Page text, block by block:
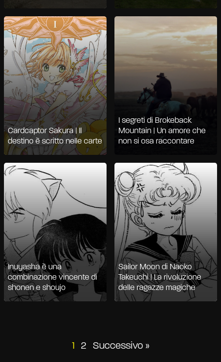
Cardcaptor Sakura | Il
destino è scritto nelle carte
I segreti di Brokeback
Mountain | Un amore che
non si osa raccontare
Inuyasha è una
combinazione vincente di
shonen e shoujo
Sailor Moon di Naoko
Takeuchi | La rivoluzione
delle ragazze magiche
Paginazione
1 2 Successivo »